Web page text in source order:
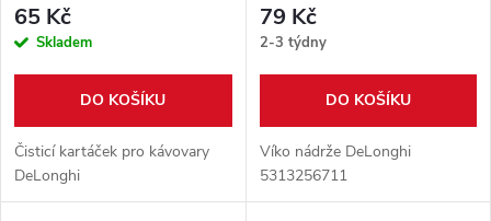
65 Kč
Skladem
DO KOŠÍKU
Čisticí kartáček pro kávovary
DeLonghi
79 Kč
2-3 týdny
DO KOŠÍKU
Víko nádrže DeLonghi
5313256711